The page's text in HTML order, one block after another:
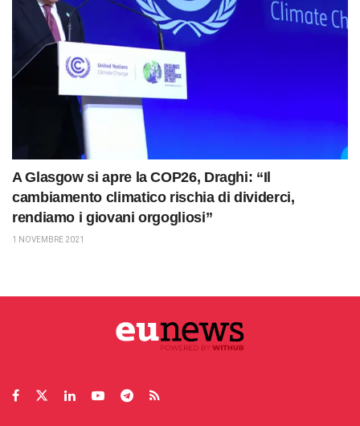
A Glasgow si apre la COP26, Draghi: “Il
cambiamento climatico rischia di dividerci,
rendiamo i giovani orgogliosi”
1 NOVEMBRE 2021